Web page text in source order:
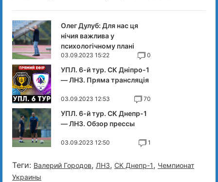
Олег Дулуб: Для нас ця
нічия важлива у
психологічному плані
03.09.2023 15:22 0
УПЛ. 6-й тур. СК Дніпро-1
— ЛНЗ. Пряма трансляція
03.09.2023 12:53 70
УПЛ. 6-й тур. СК Днепр-1
— ЛНЗ. Обзор прессы
03.09.2023 12:50 1
Теги: Валерий Городов, ЛНЗ, СК Днепр-1, Чемпионат
Украины